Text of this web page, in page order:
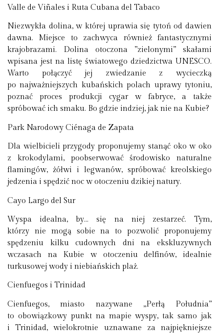
Valle de Viñales i Ruta Cubana del Tabaco
Niezwykła dolina, w której uprawia się tytoń od dawien
dawna. Miejsce to zachwyca również fantastycznymi
krajobrazami. Dolina otoczona ”zielonymi” skałami
wpisana jest na listę światowego dziedzictwa UNESCO.
Warto połączyć jej zwiedzanie z wycieczką
po najważniejszych kubańskich polach uprawy tytoniu,
poznać proces produkcji cygar w fabryce, a także
spróbować ich smaku. Bo gdzie indziej, jak nie na Kubie?
Park Narodowy Ciénaga de Zapata
Dla wielbicieli przygody proponujemy stanąć oko w oko
z krokodylami, poobserwować środowisko naturalne
flamingów, żółwi i legwanów, spróbować kreolskiego
jedzenia i spędzić noc w otoczeniu dzikiej natury.
Cayo Largo del Sur
Wyspa idealna, by… się na niej zestarzeć. Tym,
którzy nie mogą sobie na to pozwolić proponujemy
spędzeniu kilku cudownych dni na ekskluzywnych
wczasach na Kubie w otoczeniu delfinów, idealnie
turkusowej wody i niebiańskich plaż.
Cienfuegos i Trinidad
Cienfuegos, miasto nazywane „Perłą Południa”
to obowiązkowy punkt na mapie wyspy, tak samo jak
i Trinidad, wielokrotnie uznawane za najpiękniejsze